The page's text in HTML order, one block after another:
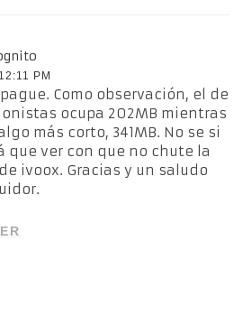
12:11 PM
Como observación, el de
ocupa 202MB mientras
más corto, 341MB. No se si
que ver con que no chute la
ivoox. Gracias y un saludo